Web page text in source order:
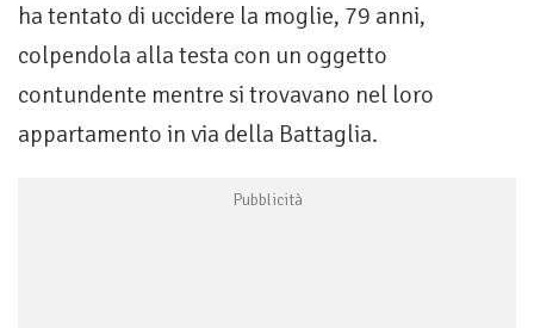
ha tentato di uccidere la moglie, 79 anni,
colpendola alla testa con un oggetto
contundente mentre si trovavano nel loro
appartamento in via della Battaglia.